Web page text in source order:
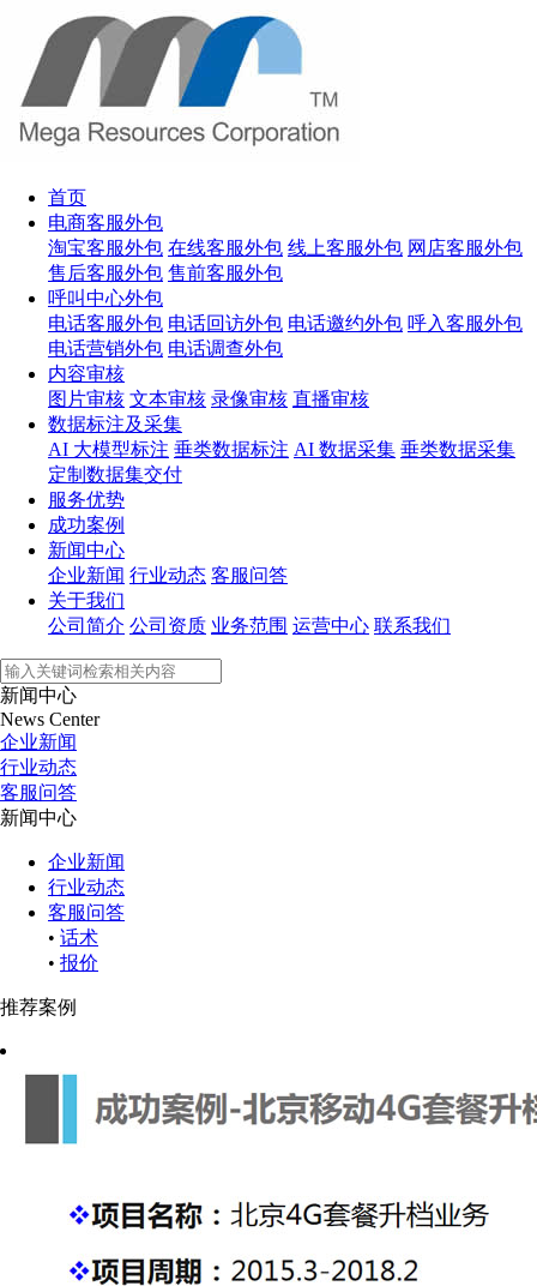
首页
电商客服外包
淘宝客服外包 在线客服外包 线上客服外包 网店客服外包
售后客服外包 售前客服外包
呼叫中心外包
电话客服外包 电话回访外包 电话邀约外包 呼入客服外包
电话营销外包 电话调查外包
内容审核
图片审核 文本审核 录像审核 直播审核
数据标注及采集
AI 大模型标注 垂类数据标注 AI 数据采集 垂类数据采集
定制数据集交付
服务优势
成功案例
新闻中心
企业新闻 行业动态 客服问答
关于我们
公司简介 公司资质 业务范围 运营中心 联系我们
新闻中心
News Center
企业新闻
行业动态
客服问答
新闻中心
企业新闻
行业动态
客服问答
• 话术
• 报价
推荐案例